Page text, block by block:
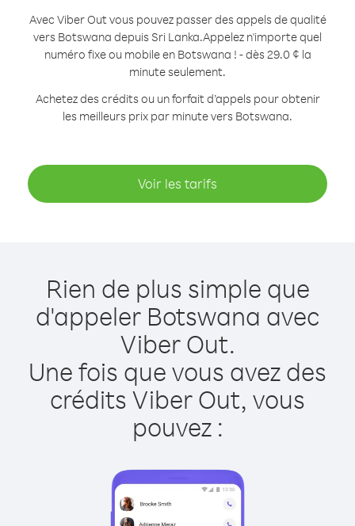
Avec Viber Out vous pouvez passer des appels de qualité
vers Botswana depuis Sri Lanka.Appelez n'importe quel
numéro fixe ou mobile en Botswana ! - dès 29.0 ¢ la
minute seulement.
Achetez des crédits ou un forfait d’appels pour obtenir
les meilleurs prix par minute vers Botswana.
Voir les tarifs
Rien de plus simple que
d'appeler Botswana avec
Viber Out.
Une fois que vous avez des
crédits Viber Out, vous
pouvez :